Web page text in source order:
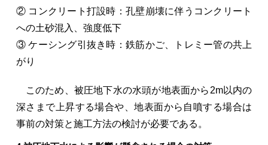
② コンクリート打設時：孔壁崩壊に伴うコンクリート
への土砂混入、強度低下
③ ケーシング引抜き時：鉄筋かご、トレミー管の共上
がり
このため、被圧地下水の水頭が地表面から2m以内の
深さまで上昇する場合や、地表面から自噴する場合は
事前の対策と施工方法の検討が必要である。